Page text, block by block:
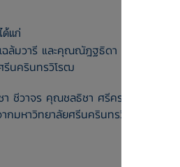
ด้แก่
ล้มวารี และคุณณัฎฐธิดา พูลช่วย จาก
รีนครินทรวิโรฒ
ชีวาจร คุณชลธิชา ศรีคราม และคุณภูมิ
มหาวิทยาลัยศรีนครินทรวิโรฒ